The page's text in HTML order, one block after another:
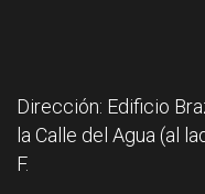
Dirección: Edificio
la Calle del Agua (al
F.